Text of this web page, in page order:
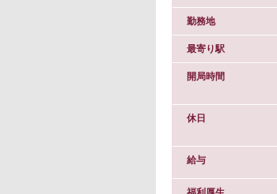
勤務地
最寄り駅
開局時間
休日
給与